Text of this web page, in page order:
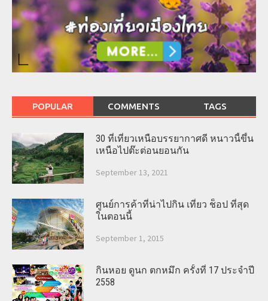
POPULAR COMMENTS TAGS
30 ที่เที่ยวเหนือบรรยากาศดี หนาวนี้ขึ้น
เหนือไปต๊ะต่อนยอนกัน
September 13, 2021
ศูนย์การค้าที่น่าไปกิน เที่ยว ช็อป ที่สุด
ในตอนนี้
September 1, 2015
กินหอย ดูนก ตกหมึก ครั้งที่ 17 ประจำปี
2558